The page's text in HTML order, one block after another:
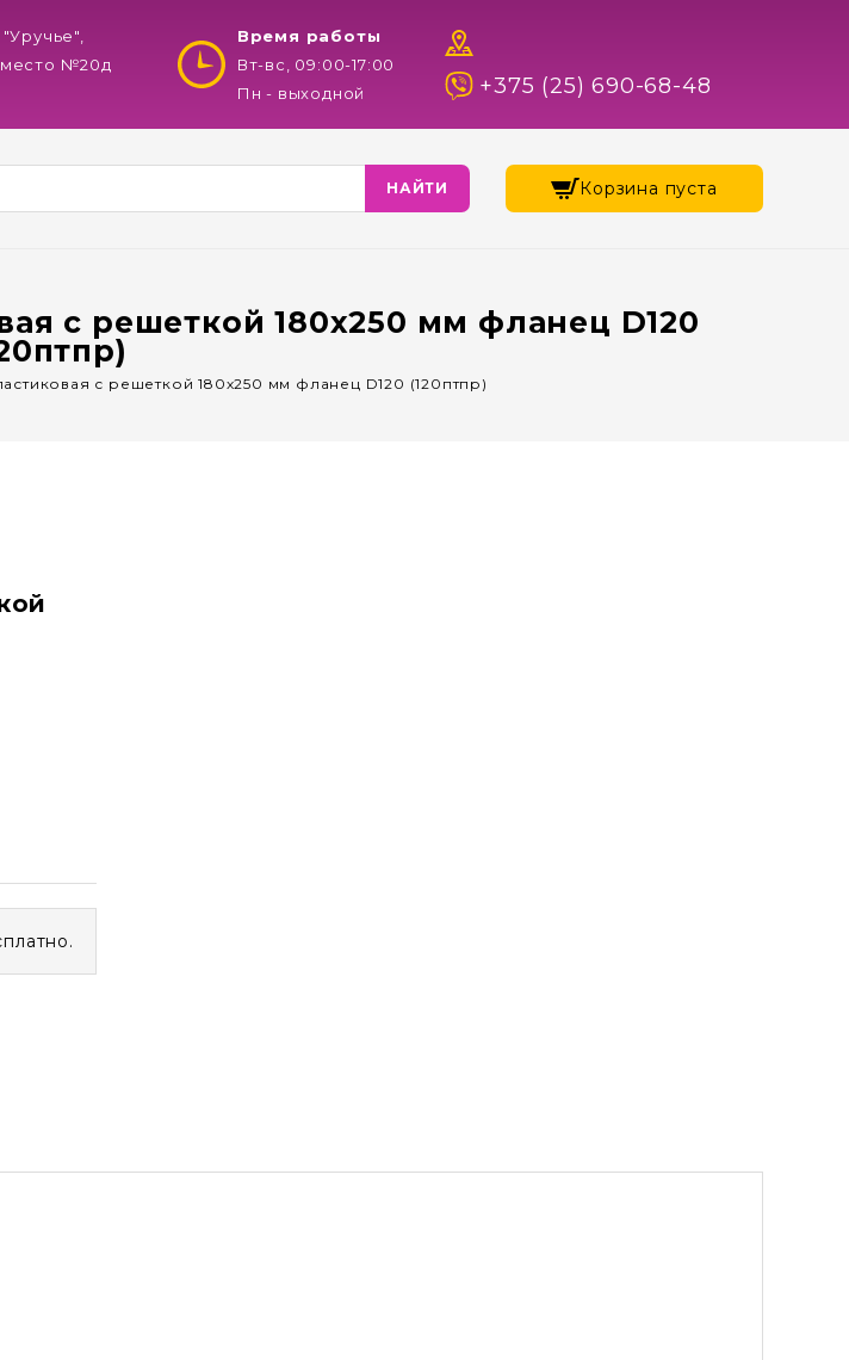
место №20д
Время работы
Вт-вс, 09:00-17:00
Пн - выходной
+375 (25) 690-68-48
Корзина пуста
с решеткой 180х250 мм фланец D120
с решеткой 180х250 мм фланец D120 (120птпр)